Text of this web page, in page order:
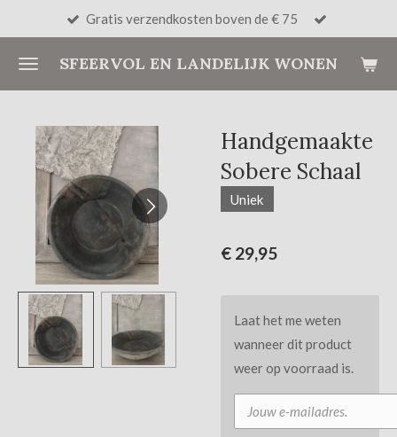
naar
de
SFEERVOL EN LANDELIJK WONEN
Gratis verzendkosten boven de € 75
Handgemaakte
Sobere Schaal
Uniek
€ 29,95
Laat het me weten
wanneer dit product
weer op voorraad is.